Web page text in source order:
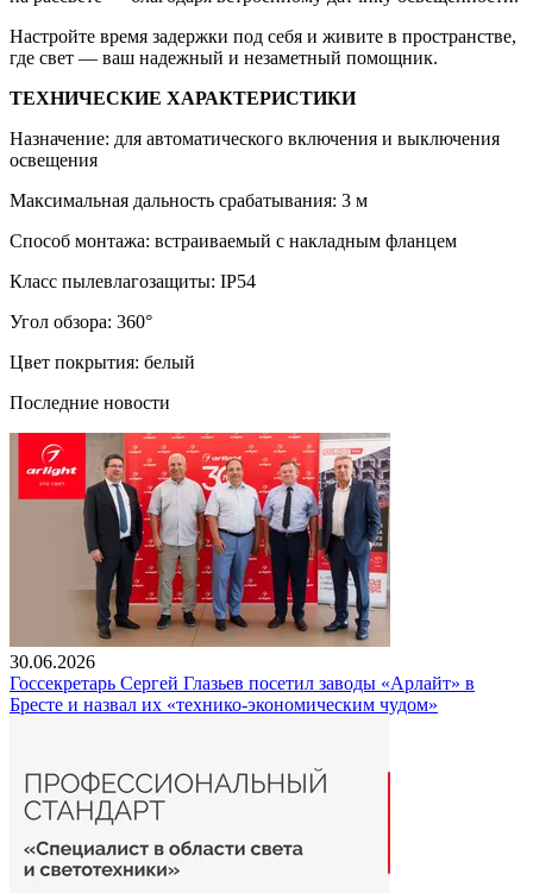
Настройте время задержки под себя и живите в пространстве,
где свет — ваш надежный и незаметный помощник.
ТЕХНИЧЕСКИЕ ХАРАКТЕРИСТИКИ
Назначение: для автоматического включения и выключения
освещения
Максимальная дальность срабатывания: 3 м
Способ монтажа: встраиваемый с накладным фланцем
Класс пылевлагозащиты: IP54
Угол обзора: 360°
Цвет покрытия: белый
Последние новости
30.06.2026
Госсекретарь Сергей Глазьев посетил заводы «Арлайт» в
Бресте и назвал их «технико-экономическим чудом»